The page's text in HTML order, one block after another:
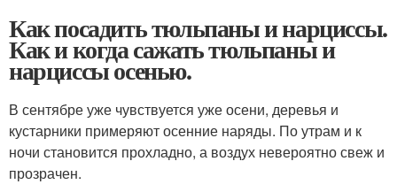
Как посадить тюльпаны и нарциссы.
Как и когда сажать тюльпаны и
нарциссы осенью.
В сентябре уже чувствуется уже осени, деревья и
кустарники примеряют осенние наряды. По утрам и к
ночи становится прохладно, а воздух невероятно свеж и
прозрачен.